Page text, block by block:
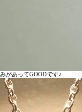
があってGOODです♪